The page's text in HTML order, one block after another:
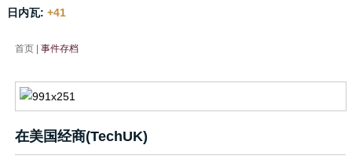
日内瓦: +41
首页| 事件存档
在美国经商(TechUK)